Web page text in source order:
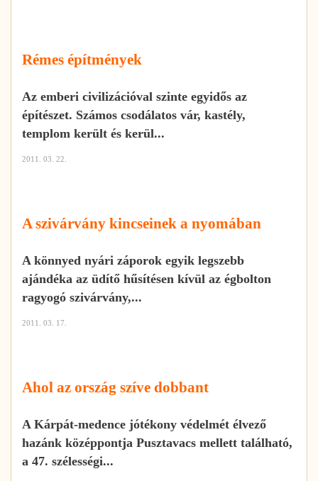
Rémes építmények
Az emberi civilizációval szinte egyidős az
építészet. Számos csodálatos vár, kastély,
templom került és kerül...
2011. 03. 22.
A szivárvány kincseinek a nyomában
A könnyed nyári záporok egyik legszebb
ajándéka az üdítő hűsítésen kívül az égbolton
ragyogó szivárvány,...
2011. 03. 17.
Ahol az ország szíve dobbant
A Kárpát-medence jótékony védelmét élvező
hazánk középpontja Pusztavacs mellett található,
a 47. szélességi...